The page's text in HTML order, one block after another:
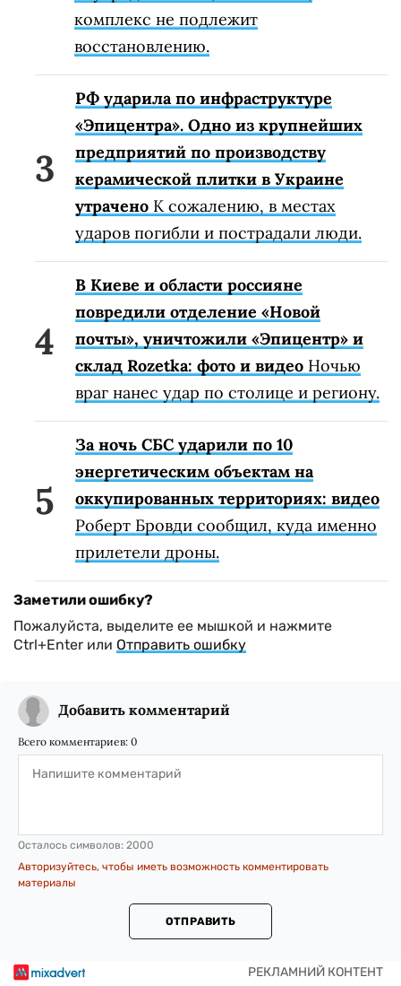
комплекс не подлежит
восстановлению.
РФ ударила по инфраструктуре
«Эпицентра». Одно из крупнейших
предприятий по производству
керамической плитки в Украине
утрачено К сожалению, в местах
ударов погибли и пострадали люди.
В Киеве и области россияне
повредили отделение «Новой
почты», уничтожили «Эпицентр» и
склад Rozetka: фото и видео Ночью
враг нанес удар по столице и региону.
За ночь СБС ударили по 10
энергетическим объектам на
оккупированных территориях: видео
Роберт Бровди сообщил, куда именно
прилетели дроны.
Заметили ошибку?
Пожалуйста, выделите ее мышкой и нажмите
Ctrl+Enter или Отправить ошибку
Добавить комментарий
Всего комментариев: 0
Осталось символов: 2000
Авторизуйтесь, чтобы иметь возможность комментировать
материалы
ОТПРАВИТЬ